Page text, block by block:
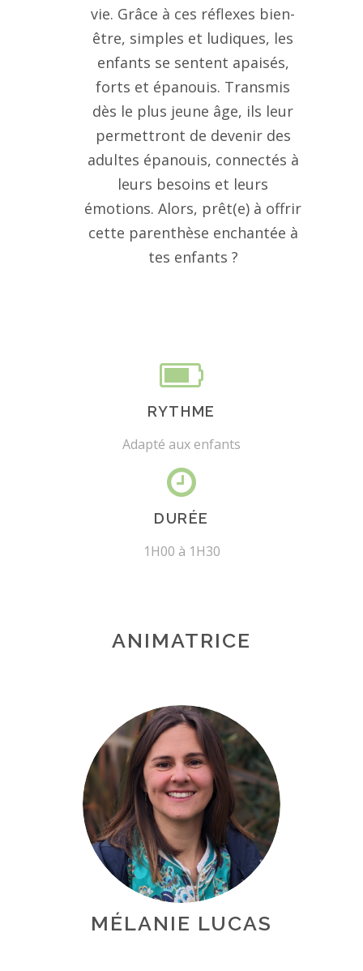
vie. Grâce à ces réflexes bien-
être, simples et ludiques, les
enfants se sentent apaisés,
forts et épanouis. Transmis
dès le plus jeune âge, ils leur
permettront de devenir des
adultes épanouis, connectés à
leurs besoins et leurs
émotions. Alors, prêt(e) à offrir
cette parenthèse enchantée à
tes enfants ?
RYTHME
Adapté aux enfants
DURÉE
1H00 à 1H30
ANIMATRICE
MÉLANIE LUCAS